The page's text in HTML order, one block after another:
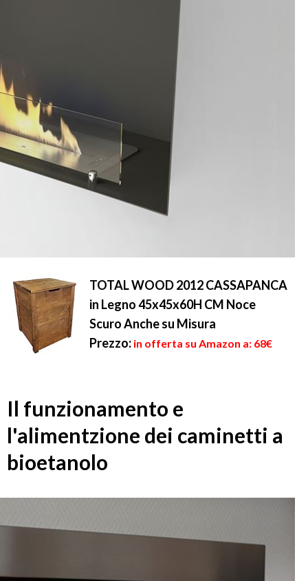
TOTAL WOOD 2012 CASSAPANCA
in Legno 45x45x60H CM Noce
Scuro Anche su Misura
Prezzo: in offerta su Amazon a: 68€
Il funzionamento e
l'alimentzione dei caminetti a
bioetanolo